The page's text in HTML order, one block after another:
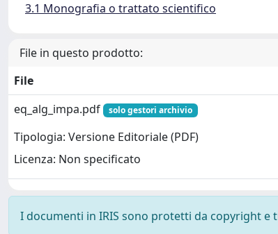
3.1 Monografia o trattato scientifico
File in questo prodotto:
File
eq_alg_impa.pdf
solo gestori archivio
Tipologia: Versione Editoriale (PDF)
Licenza: Non specificato
I documenti in IRIS sono protetti da copyright